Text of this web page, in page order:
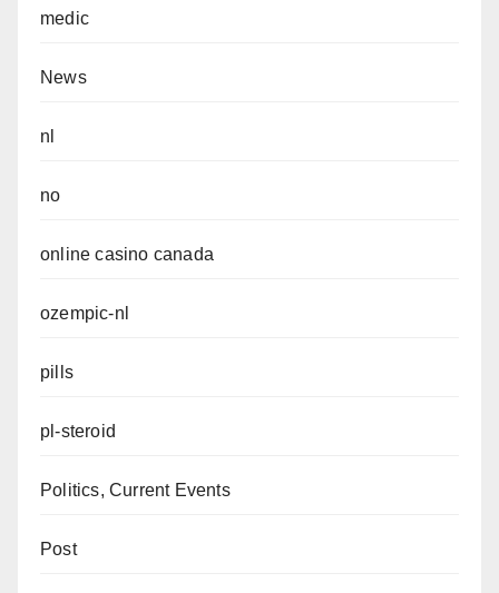
medic
News
nl
no
online casino canada
ozempic-nl
pills
pl-steroid
Politics, Current Events
Post